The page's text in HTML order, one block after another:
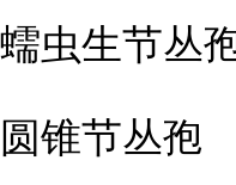
蠕虫生节丛
圆锥节丛孢